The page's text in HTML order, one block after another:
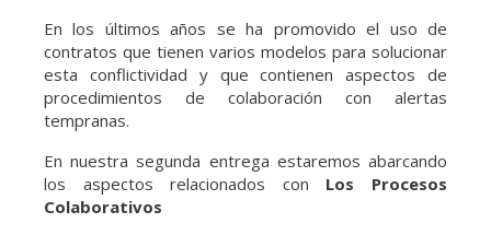
En los últimos años se ha promovido el uso de
contratos que tienen varios modelos para solucionar
esta conflictividad y que contienen aspectos de
procedimientos de colaboración con alertas
tempranas.
En nuestra segunda entrega estaremos abarcando
los aspectos relacionados con Los Procesos
Colaborativos